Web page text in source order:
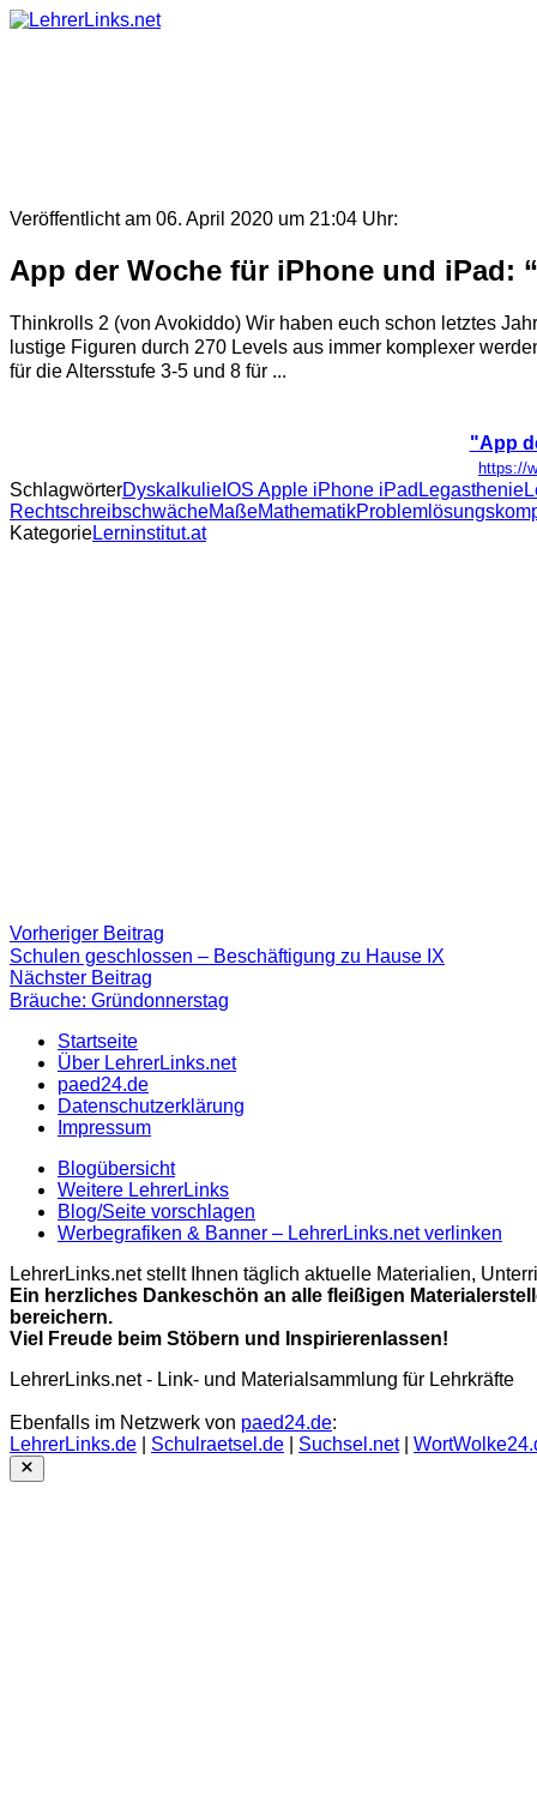
Skip
Veröffentlicht am 06. April 2020 um 21:04 Uhr:
App der Woche für iPhone und iPad:
Thinkrolls 2 (von Avokiddo) Wir haben euch schon letztes
lustige Figuren durch 270 Levels aus immer komplexer
für die Altersstufe 3-5 und 8 für ...
"App
https://
SchlagwörterDyskalkulie IOS Apple iPhone iPad Legasthenie
RechtschreibschwächeMaßeMathematik
KategorieLerninstitut.at
Beitragsnavigation
Vorheriger Beitrag
Beitrag:
Schulen geschlossen – Beschäftigung zu Hause IX
Nächster Beitrag
Beitrag
Bräuche: Gründonnerstag
Startseite
Über LehrerLinks.net
paed24.de
Datenschutzerklärung
Impressum
Blogübersicht
Weitere LehrerLinks
Blog/Seite vorschlagen
Werbegrafiken & Banner – LehrerLinks.net verlinken
LehrerLinks.net stellt Ihnen täglich aktuelle Materialien,
Ein herzliches Dankeschön an alle fleißigen
bereichern.
Viel Freude beim Stöbern und Inspirierenlassen!
LehrerLinks.net - Link- und Materialsammlung für Lehrkräfte
Ebenfalls im Netzwerk von paed24.de:
LehrerLinks.de
Schulraetsel.de Suchsel.net|
Close